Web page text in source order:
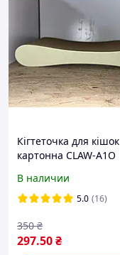
Кігтеточка для кішок
картонна CLAW-A1О
В наличии
5.0 (16)
297.50₴
350 ₴